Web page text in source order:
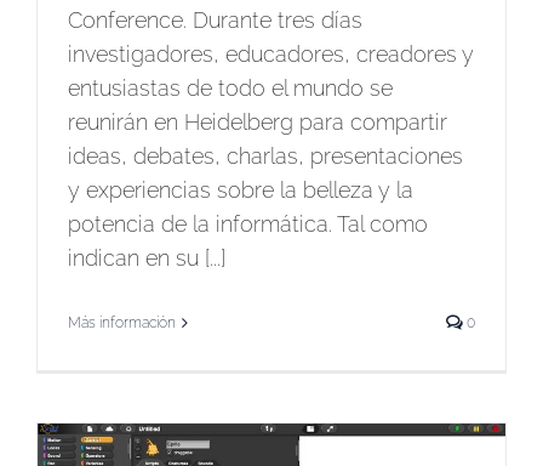
Conference. Durante tres días
investigadores, educadores, creadores y
entusiastas de todo el mundo se
reunirán en Heidelberg para compartir
ideas, debates, charlas, presentaciones
y experiencias sobre la belleza y la
potencia de la informática. Tal como
indican en su [...]
Más información 0